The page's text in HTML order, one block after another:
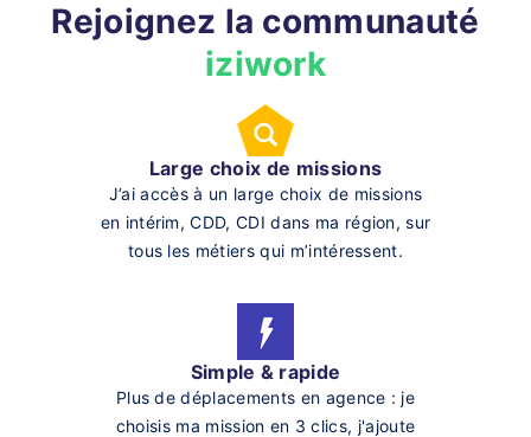
Rejoignez la communauté
iziwork
Large choix de missions
J’ai accès à un large choix de missions
en intérim, CDD, CDI dans ma région, sur
tous les métiers qui m’intéressent.
Simple & rapide
Plus de déplacements en agence : je
choisis ma mission en 3 clics, j'ajoute